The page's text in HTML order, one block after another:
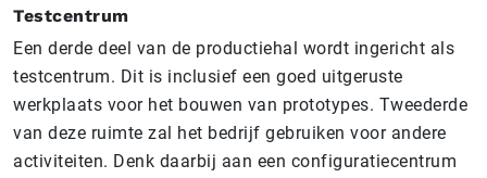
Testcentrum
Een derde deel van de productiehal wordt ingericht als
testcentrum. Dit is inclusief een goed uitgeruste
werkplaats voor het bouwen van prototypes. Tweederde
van deze ruimte zal het bedrijf gebruiken voor andere
activiteiten. Denk daarbij aan een configuratiecentrum